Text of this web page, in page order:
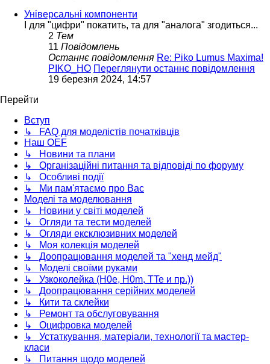
Універсальні компоненти
І для "цифри" покатить, та для "аналога" згодиться...
2 Тем
11 Повідомлень
Останнє повідомлення Re: Piko Lumus Maxima!
PIKO_HO Переглянути останнє повідомлення
19 березня 2024, 14:57
Перейти
Вступ
↳ FAQ для моделістів початківців
Наш OEF
↳ Новини та плани
↳ Організаційні питання та відповіді по форуму
↳ Особливі події
↳ Ми пам'ятаємо про Вас
Моделі та моделювання
↳ Новини у світі моделей
↳ Огляди та тести моделей
↳ Огляди ексклюзивних моделей
↳ Моя колекція моделей
↳ Доопрацювання моделей та "хенд мейд"
↳ Моделі своїми руками
↳ Узкоколейка (H0e, H0m, TTe и пр.))
↳ Доопрацювання серійних моделей
↳ Кити та склейки
↳ Ремонт та обслуговування
↳ Оцифровка моделей
↳ Устаткування, матеріали, технології та мастер-
класи
↳ Питання щодо моделей